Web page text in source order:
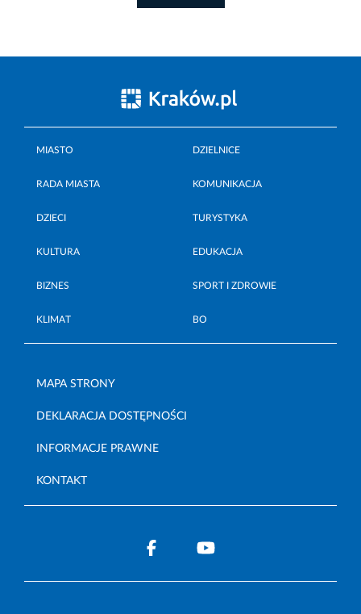
MIASTO DZIELNICE
RADA MIASTA KOMUNIKACJA
DZIECI TURYSTYKA
KULTURA EDUKACJA
BIZNES SPORT I ZDROWIE
KLIMAT BO
MAPA STRONY
DEKLARACJA DOSTĘPNOŚCI
INFORMACJE PRAWNE
KONTAKT